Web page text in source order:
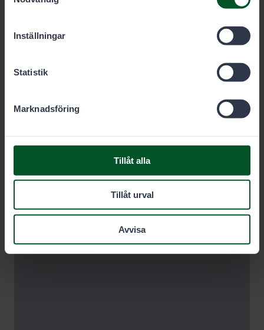
Inställningar
Statistik
Marknadsföring
Tillåt alla
Tillåt urval
Avvisa